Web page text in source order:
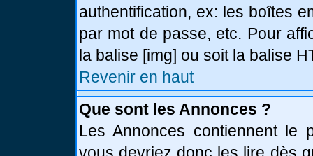
authentification, ex: les boîtes
par mot de passe, etc. Pour
la balise [img] ou soit la balise
Revenir en haut
Que sont les Annonces ?
Les Annonces contiennent le